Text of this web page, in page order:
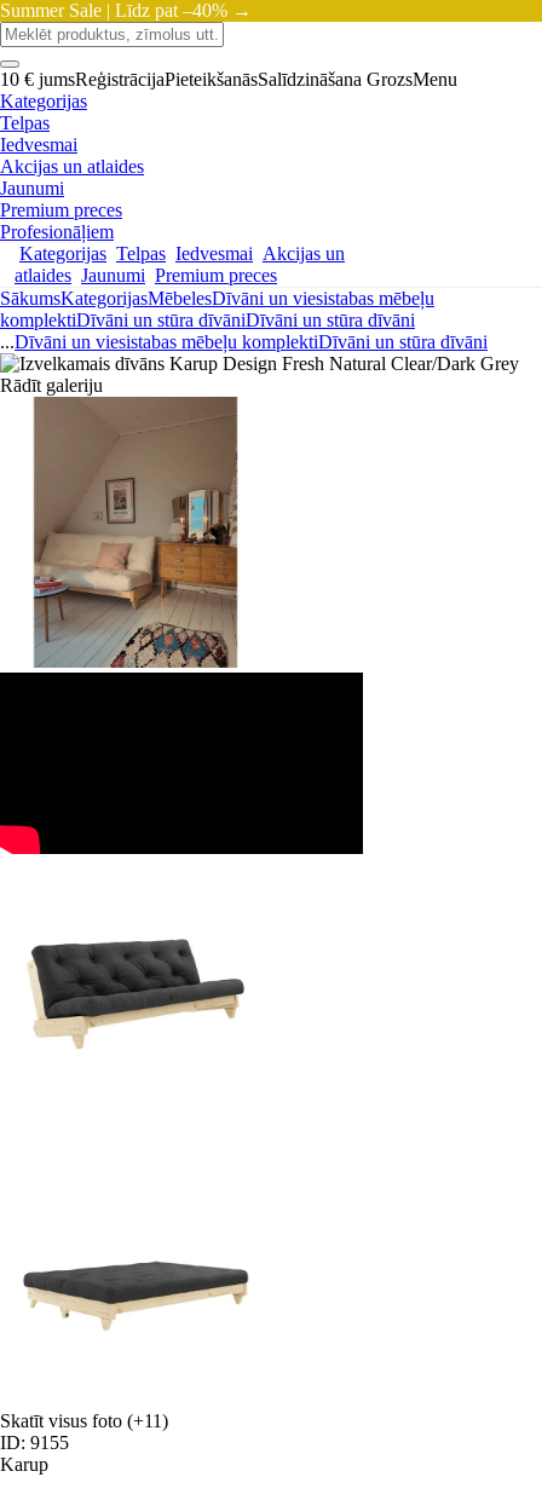
Summer Sale | Līdz pat –40% →
10 € jumsReģistrācijaPieteikšanāsSalīdzināšana GrozsMenu
Kategorijas
Telpas
Iedvesmai
Akcijas un atlaides
Jaunumi
Premium preces
Profesionāļiem
Kategorijas Telpas Iedvesmai Akcijas un
atlaides Jaunumi Premium preces
SākumsKategorijasMēbelesDīvāni un viesistabas mēbeļu
komplektiDīvāni un stūra dīvāniDīvāni un stūra dīvāni
...Dīvāni un viesistabas mēbeļu komplektiDīvāni un stūra dīvāni
Rādīt galeriju
Skatīt visus foto (+11)
ID: 9155
Karup